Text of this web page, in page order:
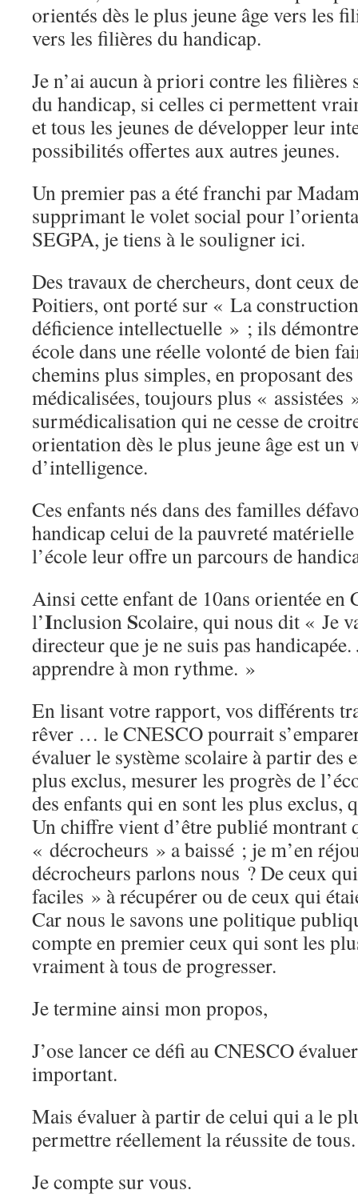
orientés dès le plus jeune âge vers les
vers les filières du handicap.
Je n’ai aucun à priori contre les filières
du handicap, si celles ci permettent
et tous les jeunes de développer leur
possibilités offertes aux autres jeunes.
Un premier pas a été franchi par
supprimant le volet social pour
SEGPA, je tiens à le souligner ici.
Des travaux de chercheurs, dont ceux
Poitiers, ont porté sur « La
déficience intellectuelle » ; ils
école dans une réelle volonté de bien
chemins plus simples, en proposant
médicalisées, toujours plus «
surmédicalisation qui ne cesse de
orientation dès le plus jeune âge est un
d’intelligence.
Ces enfants nés dans des familles
handicap celui de la pauvreté
l’école leur offre un parcours de
Ainsi cette enfant de 10ans orientée
l’Inclusion Scolaire, qui nous dit « Je
directeur que je ne suis pas
apprendre à mon rythme. »
En lisant votre rapport, vos différents
rêver … le CNESCO pourrait
évaluer le système scolaire à partir des
plus exclus, mesurer les progrès de
des enfants qui en sont les plus exclus,
Un chiffre vient d’être publié montrant
« décrocheurs » a baissé ; je m’en
décrocheurs parlons nous ? De ceux
faciles » à récupérer ou de ceux qui
Car nous le savons une politique
compte en premier ceux qui sont les
vraiment à tous de progresser.
Je termine ainsi mon propos,
J’ose lancer ce défi au CNESCO
important.
Mais évaluer à partir de celui qui a le
permettre réellement la réussite de tous.
Je compte sur vous.